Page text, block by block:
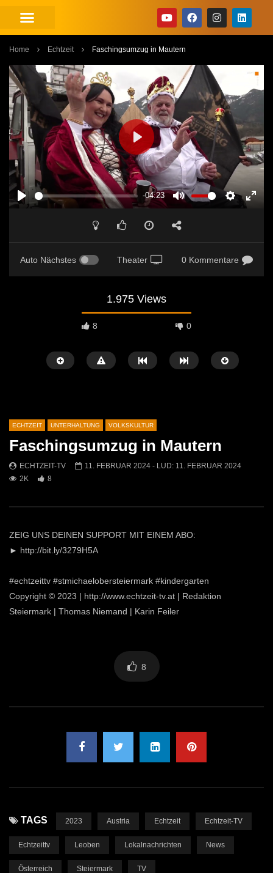
Home Echtzeit Faschingsumzug in Mautern
PLAY
-04:23
MUTE SETTINGS
PLAY
Auto Nächstes Theater 0 Kommentare
1.975 Views
8 0
Osterfeuer St. Michael 2026: Tradition
ECHTZEIT-TV
14. APRIL 2026
1.5K
21
ECHTZEIT UNTERHALTUNG VOLKSKULTUR
Faschingsumzug in Mautern
ECHTZEIT-TV 11. FEBRUAR 2024 - LUD: 11. FEBRUAR 2024
2K
8
ZEIG UNS DEINEN SUPPORT MIT EINEM ABO:
► http://bit.ly/3279H5A
#echtzeittv #stmichaelobersteiermark #kindergarten
Copyright © 2023 | http://www.echtzeit-tv.at | Redaktion
Steiermark | Thomas Niemand | Karin Feiler
8
TAGS 2023 Austria Echtzeit Echtzeit-TV
Echtzeittv Leoben Lokalnachrichten News
Österreich Steiermark TV